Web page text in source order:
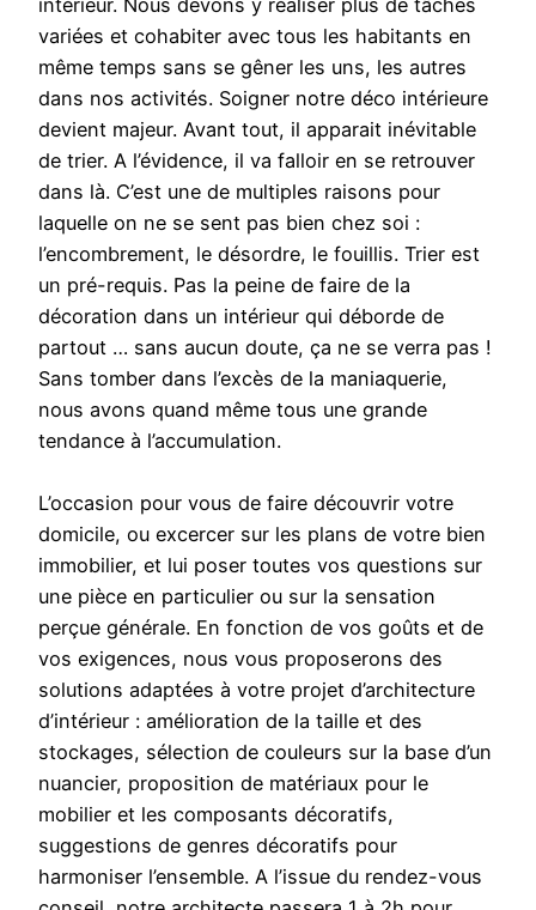
intérieur. Nous devons y réaliser plus de tâches
variées et cohabiter avec tous les habitants en
même temps sans se gêner les uns, les autres
dans nos activités. Soigner notre déco intérieure
devient majeur. Avant tout, il apparait inévitable
de trier. A l’évidence, il va falloir en se retrouver
dans là. C’est une de multiples raisons pour
laquelle on ne se sent pas bien chez soi :
l’encombrement, le désordre, le fouillis. Trier est
un pré-requis. Pas la peine de faire de la
décoration dans un intérieur qui déborde de
partout … sans aucun doute, ça ne se verra pas !
Sans tomber dans l’excès de la maniaquerie,
nous avons quand même tous une grande
tendance à l’accumulation.
L’occasion pour vous de faire découvrir votre
domicile, ou excercer sur les plans de votre bien
immobilier, et lui poser toutes vos questions sur
une pièce en particulier ou sur la sensation
perçue générale. En fonction de vos goûts et de
vos exigences, nous vous proposerons des
solutions adaptées à votre projet d’architecture
d’intérieur : amélioration de la taille et des
stockages, sélection de couleurs sur la base d’un
nuancier, proposition de matériaux pour le
mobilier et les composants décoratifs,
suggestions de genres décoratifs pour
harmoniser l’ensemble. A l’issue du rendez-vous